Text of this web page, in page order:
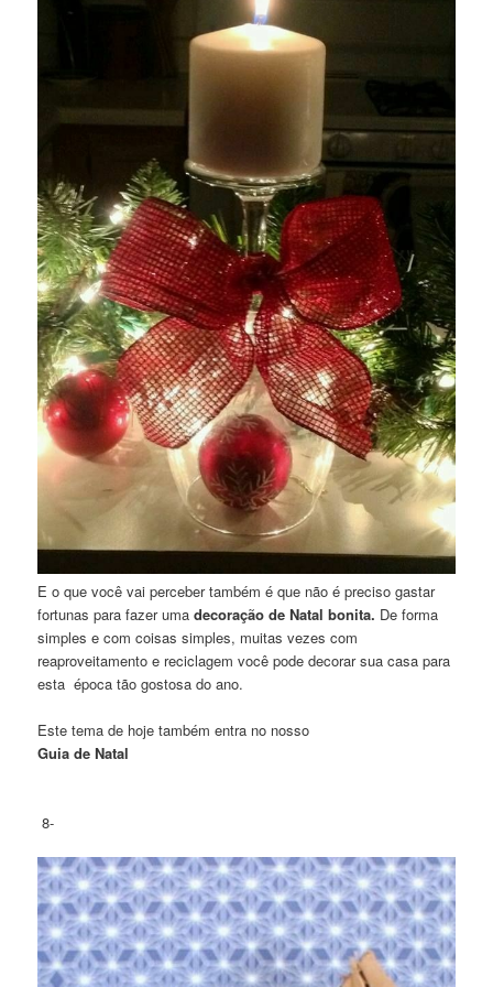
E o que você vai perceber também é que não é preciso gastar
fortunas para fazer umadecoração de Natal bonita. De forma
simples e com coisas simples, muitas vezes com
reaproveitamento e reciclagem você pode decorar sua casa para
esta época tão gostosa do ano.
Este tema de hoje também entra no nosso
Guia de Natal
8-